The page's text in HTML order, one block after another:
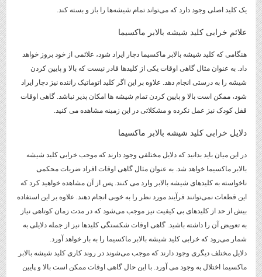
یک کلید اصلی وجود دارد که می‌تواند تمام شیشه‌ها را باز و بسته کند.
علائم خرابی کلید شیشه بالابر ماکسیما
هنگامی که کلید شیشه بالابر ماکسیما دچار ایراد شود، علائمی از خود بروز خواهد
داد. به عنوان مثال گاهی اوقات یکی از کلیدها قادر نیست که بالا و پایین کردن
شیشه را به درستی انجام دهد. علاوه بر این اگر کلید اتوماتیک راننده نیز دچار ایراد
شود، ممکن است بالا و پایین کردن تمام شیشه ها امکان پذیر نباشد. گاهی اوقات
قفل کودک نیز عمل نکرده و مشکلاتی در این زمینه مشاهده می کنید.
دلایل خرابی کلید شیشه بالابر ماکسیما
در این میان باید بدانید که دلایل مختلفی وجود دارند که موجب خرابی کلید شیشه
بالابر ماکسیما خواهد شد. به عنوان مثال گاهی اوقات افراد ضربات محکمی
ناخواسته به کلیدهای شیشه بالابر وارد می کنند. پس از آن مشاهده خواهید کرد که
این قطعات نمی‌توانند فرآیند مورد نظر را به خوبی انجام دهند. علاوه بر این استفاده
بیش از حد از کلیدهای بی کیفیت نیز موجب می‌شود که در مدت زمان کوتاهی نیاز
به تعویض آن را داشته باشید. گاهی اوقات شکستگی کلیدها نیز از جمله دلایلی به
شمار می‌رود که خرابی کلید شیشه بالابر ماکسیما را به بار خواهد آورد.
دلایل مختلف دیگری وجود دارند که موجب می‌شوند در روند کاری کلید شیشه بالابر
ماکسیما اختلال به وجود می آورد. با این حال گاهی اوقات ممکن است بالا و پایین